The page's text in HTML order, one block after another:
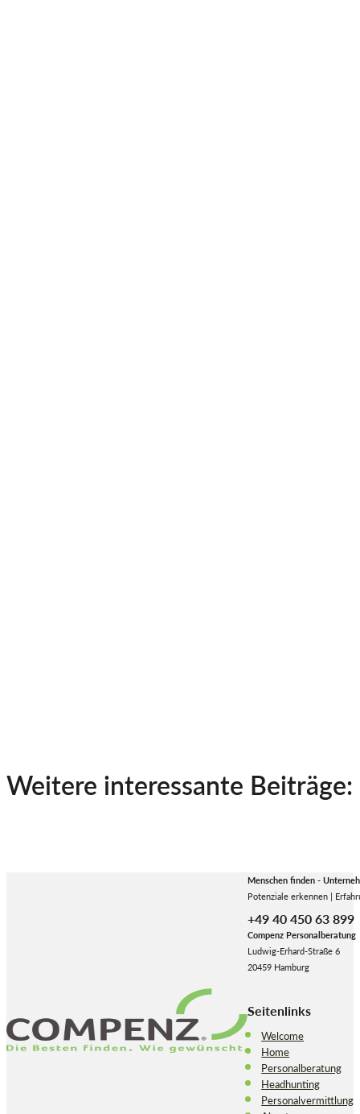
Weitere interessante Beiträge:
Menschen finden -
Potenziale erkennen |
+49 40 450 63 899
Compenz Personalberatung
Ludwig-Erhard-Straße 6
20459 Hamburg
Seitenlinks
Welcome
Home
Personalberatung
Headhunting
Personalvermittlung